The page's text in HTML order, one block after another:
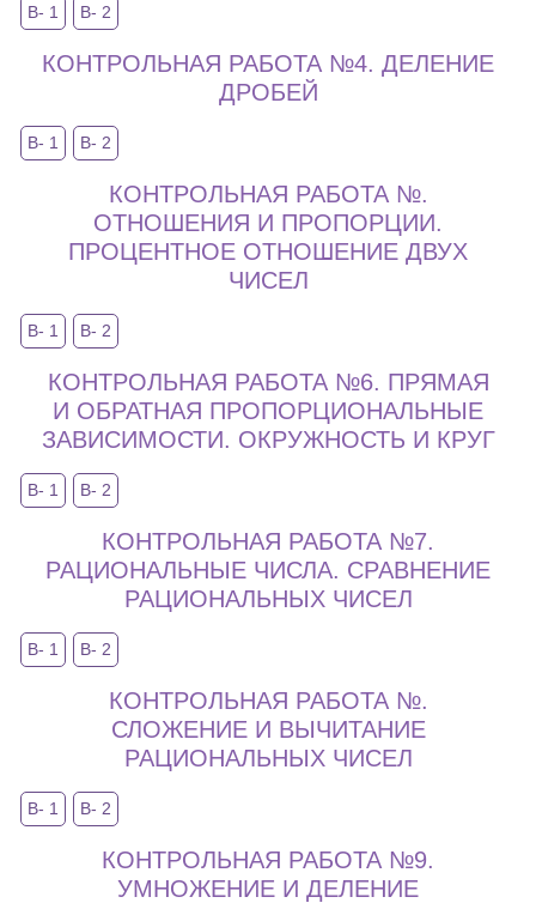
В- 1 В- 2
КОНТРОЛЬНАЯ РАБОТА №4. ДЕЛЕНИЕ
ДРОБЕЙ
В- 1 В- 2
КОНТРОЛЬНАЯ РАБОТА №.
ОТНОШЕНИЯ И ПРОПОРЦИИ.
ПРОЦЕНТНОЕ ОТНОШЕНИЕ ДВУХ
ЧИСЕЛ
В- 1 В- 2
КОНТРОЛЬНАЯ РАБОТА №6. ПРЯМАЯ
И ОБРАТНАЯ ПРОПОРЦИОНАЛЬНЫЕ
ЗАВИСИМОСТИ. ОКРУЖНОСТЬ И КРУГ
В- 1 В- 2
КОНТРОЛЬНАЯ РАБОТА №7.
РАЦИОНАЛЬНЫЕ ЧИСЛА. СРАВНЕНИЕ
РАЦИОНАЛЬНЫХ ЧИСЕЛ
В- 1 В- 2
КОНТРОЛЬНАЯ РАБОТА №.
СЛОЖЕНИЕ И ВЫЧИТАНИЕ
РАЦИОНАЛЬНЫХ ЧИСЕЛ
В- 1 В- 2
КОНТРОЛЬНАЯ РАБОТА №9.
УМНОЖЕНИЕ И ДЕЛЕНИЕ